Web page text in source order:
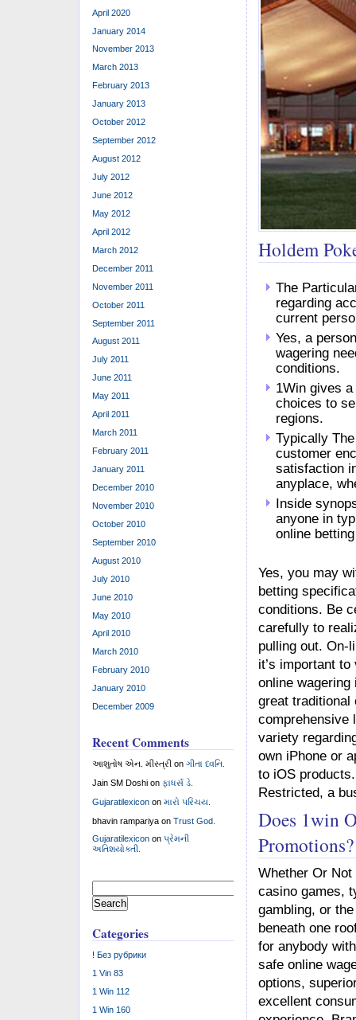
Holdem
The
regarding
current
Yes, a
wagering
conditions.
1Win gives
choices to
regions.
Typically
customer
satisfaction
anyplace,
Inside
anyone in
online
Yes, you may
betting
conditions. Be
carefully to
pulling out. On-
it’s important
online
great traditional
comprehensive
variety
own iPhone or
to iOS
Restricted, a
Does 1win
Promotions?
Whether Or Not
casino games,
gambling, or
beneath one
for anybody
safe online
options,
excellent
April 2020
January 2014
November 2013
March 2013
February 2013
January 2013
October 2012
September 2012
August 2012
July 2012
June 2012
May 2012
April 2012
March 2012
December 2011
November 2011
October 2011
September 2011
August 2011
July 2011
June 2011
May 2011
April 2011
March 2011
February 2011
January 2011
December 2010
November 2010
October 2010
September 2010
August 2010
July 2010
June 2010
May 2010
April 2010
March 2010
February 2010
January 2010
December 2009
Recent Comments
આશુતોષ એન. મીસ્ત્રી onગીતા ધ્વનિ.
Jain SM Doshi onફાધર્સ ડે.
Gujaratilexicon onમારો પરિચય.
bhavin rampariya onTrust God.
Gujaratilexicon onપ્રેમની
અતિશયોક્તી.
for:
Categories
! Без рубрики
1 Vin 83
1 Win 112
1 Win 160